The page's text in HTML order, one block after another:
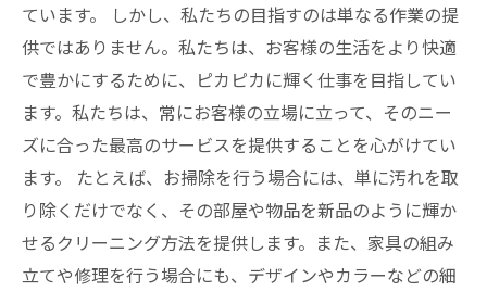
ています。 しかし、私たちの目指すのは単なる作業の提
供ではありません。私たちは、お客様の生活をより快適
で豊かにするために、ピカピカに輝く仕事を目指してい
ます。私たちは、常にお客様の立場に立って、そのニー
ズに合った最高のサービスを提供することを心がけてい
ます。 たとえば、お掃除を行う場合には、単に汚れを取
り除くだけでなく、その部屋や物品を新品のように輝か
せるクリーニング方法を提供します。また、家具の組み
立てや修理を行う場合にも、デザインやカラーなどの細